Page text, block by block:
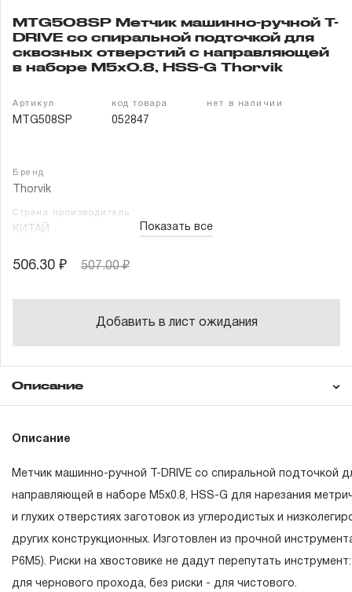
Контакты
MTG508SP Метчик машинно-ручной T-
DRIVE со спиральной подточкой для
сквозных отверстий с направляющей
в наборе М5х0.8, HSS-G Thorvik
Артикул
MTG508SP
код товара
052847
нет в наличии
Бренд
Thorvik
Страна производитель
КИТАЙ Показать все
506.30 ₽ 507.00 ₽
Добавить в лист ожидания
Описание
Описание
Метчик машинно-ручной T-DRIVE со спиральной подточкой
направляющей в наборе М5х0.8, HSS-G для нарезания
и глухих отверстиях заготовок из углеродистых и
других конструкционных. Изготовлен из прочной
Р6М5). Риски на хвостовике не дадут перепутать
для чернового прохода, без риски - для чистового.
Понятие «ПОЖИЗНЕННАЯ ГАРАНТИЯ».
1.1 Понятие «ПОЖИЗНЕННАЯ ГАРАНТИЯ» включает в
неограниченного срока поддержания гарантийных